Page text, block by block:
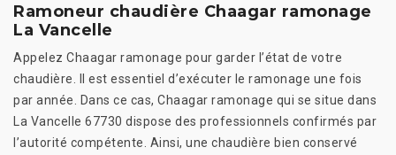
Ramoneur chaudière Chaagar ramonage
La Vancelle
Appelez Chaagar ramonage pour garder l’état de votre
chaudière. Il est essentiel d’exécuter le ramonage une fois
par année. Dans ce cas, Chaagar ramonage qui se situe dans
La Vancelle 67730 dispose des professionnels confirmés par
l’autorité compétente. Ainsi, une chaudière bien conservé